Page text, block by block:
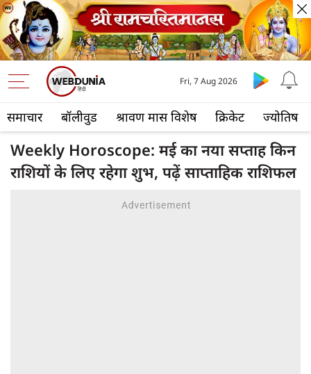
समाचार बॉलीवुड श्रावण मास विशेष क्रिकेट ज्योतिष
Fri, 7 Aug 2026
Weekly Horoscope: मई का नया सप्ताह किन
राशियों के लिए रहेगा शुभ, पढ़ें साप्ताहिक राशिफल